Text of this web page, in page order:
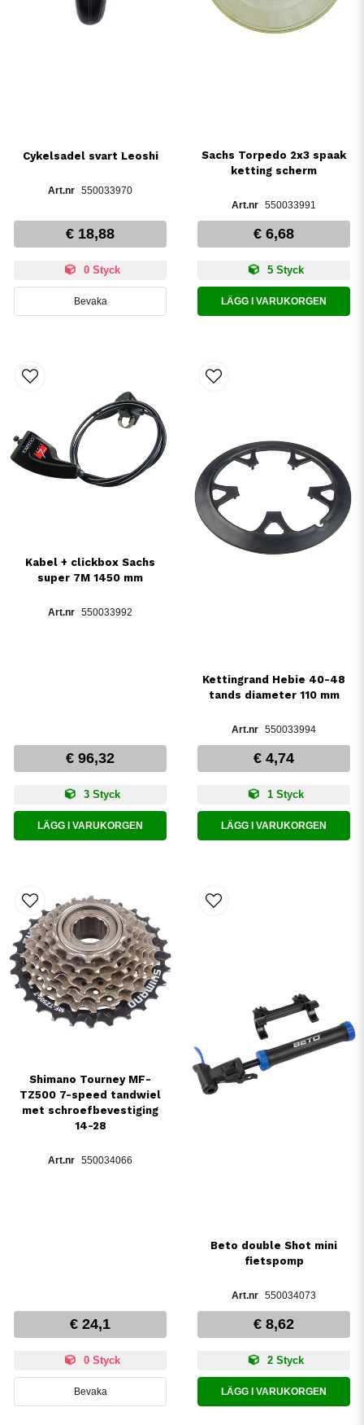
Cykelsadel svart Leoshi
550033970
€ 18,88
0 Styck
Bevaka
Sachs Torpedo 2x3 spaak
ketting scherm
550033991
€ 6,68
5 Styck
LÄGG I VARUKORGEN
Kabel + clickbox Sachs
super 7M 1450 mm
550033992
€ 96,32
3 Styck
LÄGG I VARUKORGEN
Kettingrand Hebie 40-48
tands diameter 110 mm
550033994
€ 4,74
1 Styck
LÄGG I VARUKORGEN
Shimano Tourney MF-
TZ500 7-speed tandwiel
met schroefbevestiging
14-28
550034066
€ 24,1
0 Styck
Bevaka
Beto double Shot mini
fietspomp
550034073
€ 8,62
2 Styck
LÄGG I VARUKORGEN